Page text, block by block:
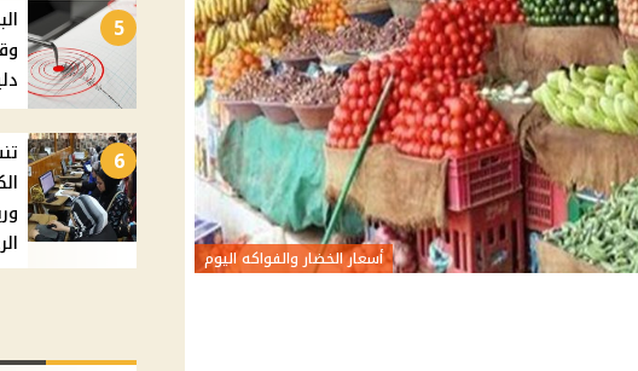
أسعار الخضار والفواكه اليوم
5
6